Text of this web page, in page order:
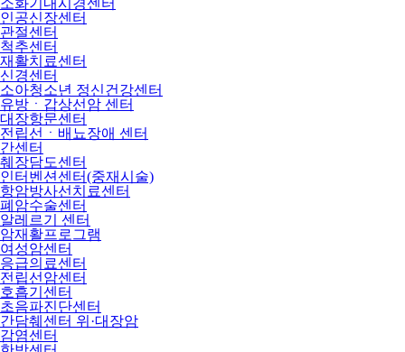
소화기내시경센터
인공신장센터
관절센터
척추센터
재활치료센터
신경센터
소아청소년 정신건강센터
유방ㆍ갑상선암 센터
대장항문센터
전립선ㆍ배뇨장애 센터
간센터
췌장담도센터
인터벤션센터(중재시술)
항암방사선치료센터
폐암수술센터
알레르기 센터
암재활프로그램
여성암센터
응급의료센터
전립선암센터
호흡기센터
초음파진단센터
간담췌센터 위·대장암
감염센터